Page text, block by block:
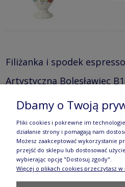
Filiżanka i spodek
Artystyczna Bolesławiec
Dbamy o Twoją
Pliki cookies i pokrewne im
działanie strony i pomagają nam
Możesz zaakceptować wykorzystanie
przejść do sklepu lub dostosować
wybierając opcję "Dostosuj zgody".
Więcej o plikach cookies przeczytasz